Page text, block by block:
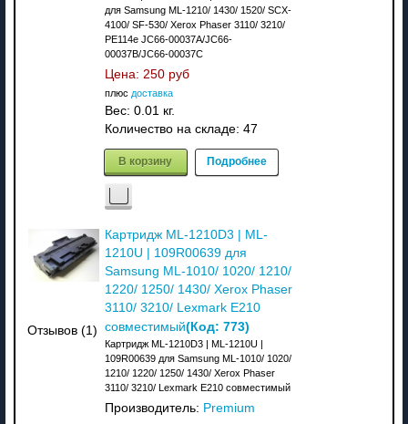
для Samsung ML-1210/ 1430/ 1520/ SCX-
4100/ SF-530/ Xerox Phaser 3110/ 3210/
PE114e JC66-00037A/JC66-
00037B/JC66-00037C
Цена: 250 руб
плюс доставка
Вес: 0.01 кг.
Количество на складе: 47
В корзину Подробнее
Отзывов (1)
Картридж ML-1210D3 | ML-
1210U | 109R00639 для
Samsung ML-1010/ 1020/ 1210/
1220/ 1250/ 1430/ Xerox Phaser
3110/ 3210/ Lexmark E210
совместимый(Код: 773)
Картридж ML-1210D3 | ML-1210U |
109R00639 для Samsung ML-1010/ 1020/
1210/ 1220/ 1250/ 1430/ Xerox Phaser
3110/ 3210/ Lexmark E210 совместимый
Производитель: Premium